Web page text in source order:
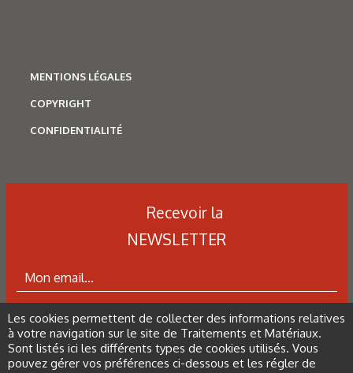
Corrosion, Hydrogène
Caractérisation des hydrures
de titane : revue des principales
techniques d’analyse
MENTIONS LÉGALES
COPYRIGHT
CONFIDENTIALITÉ
Recevoir la
NEWSLETTER
ABONNEZ-VOUS À LA NEWSLETTER
Les cookies permettent de collecter des informations relatives
à votre navigation sur le site de Traitements et Matériaux.
Sont listés ici les différents types de cookies utilisés. Vous
pouvez gérer vos préférences ci-dessous et les régler de